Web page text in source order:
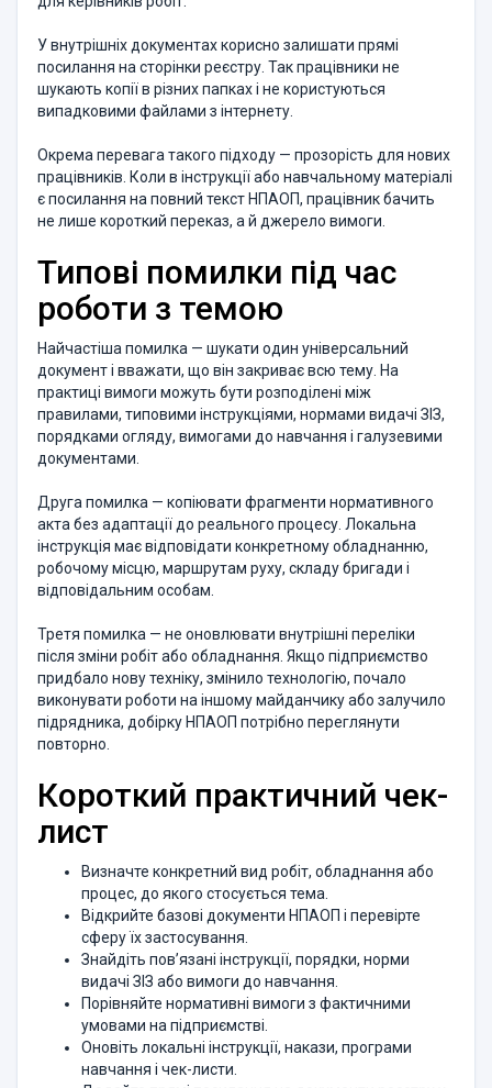
У внутрішніх документах корисно залишати прямі
посилання на сторінки реєстру. Так працівники не
шукають копії в різних папках і не користуються
випадковими файлами з інтернету.
Окрема перевага такого підходу — прозорість для нових
працівників. Коли в інструкції або навчальному матеріалі
є посилання на повний текст НПАОП, працівник бачить
не лише короткий переказ, а й джерело вимоги.
Типові помилки під час
роботи з темою
Найчастіша помилка — шукати один універсальний
документ і вважати, що він закриває всю тему. На
практиці вимоги можуть бути розподілені між
правилами, типовими інструкціями, нормами видачі ЗІЗ,
порядками огляду, вимогами до навчання і галузевими
документами.
Друга помилка — копіювати фрагменти нормативного
акта без адаптації до реального процесу. Локальна
інструкція має відповідати конкретному обладнанню,
робочому місцю, маршрутам руху, складу бригади і
відповідальним особам.
Третя помилка — не оновлювати внутрішні переліки
після зміни робіт або обладнання. Якщо підприємство
придбало нову техніку, змінило технологію, почало
виконувати роботи на іншому майданчику або залучило
підрядника, добірку НПАОП потрібно переглянути
повторно.
Короткий практичний чек-
лист
Визначте конкретний вид робіт, обладнання або
процес, до якого стосується тема.
Відкрийте базові документи НПАОП і перевірте
сферу їх застосування.
Знайдіть пов’язані інструкції, порядки, норми
видачі ЗІЗ або вимоги до навчання.
Порівняйте нормативні вимоги з фактичними
умовами на підприємстві.
Оновіть локальні інструкції, накази, програми
навчання і чек-листи.